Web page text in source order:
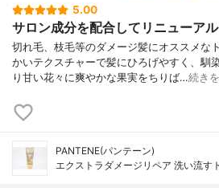
5.00
サロン成分を配合してリニューアル
切れ毛、枝毛等のダメージ髪にオススメな
かいテクスチャーで髪にひろげやすく、馴
り甘い花々に爽やかな果実をちりば…続き
PANTENE(パンテーン)
エクストラダメージリペア 洗い流す